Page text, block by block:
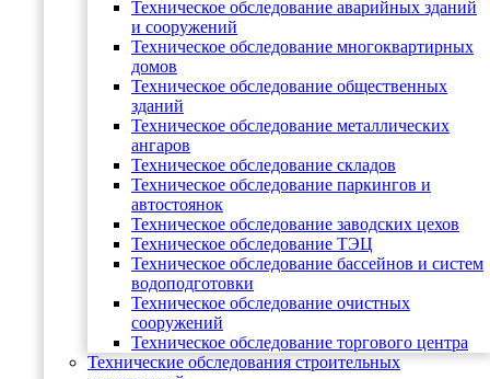
Техническое обследование аварийных зданий
и сооружений
Техническое обследование многоквартирных
домов
Техническое обследование общественных
зданий
Техническое обследование металлических
ангаров
Техническое обследование складов
Техническое обследование паркингов и
автостоянок
Техническое обследование заводских цехов
Техническое обследование ТЭЦ
Техническое обследование бассейнов и систем
водоподготовки
Техническое обследование очистных
сооружений
Техническое обследование торгового центра
Технические обследования строительных